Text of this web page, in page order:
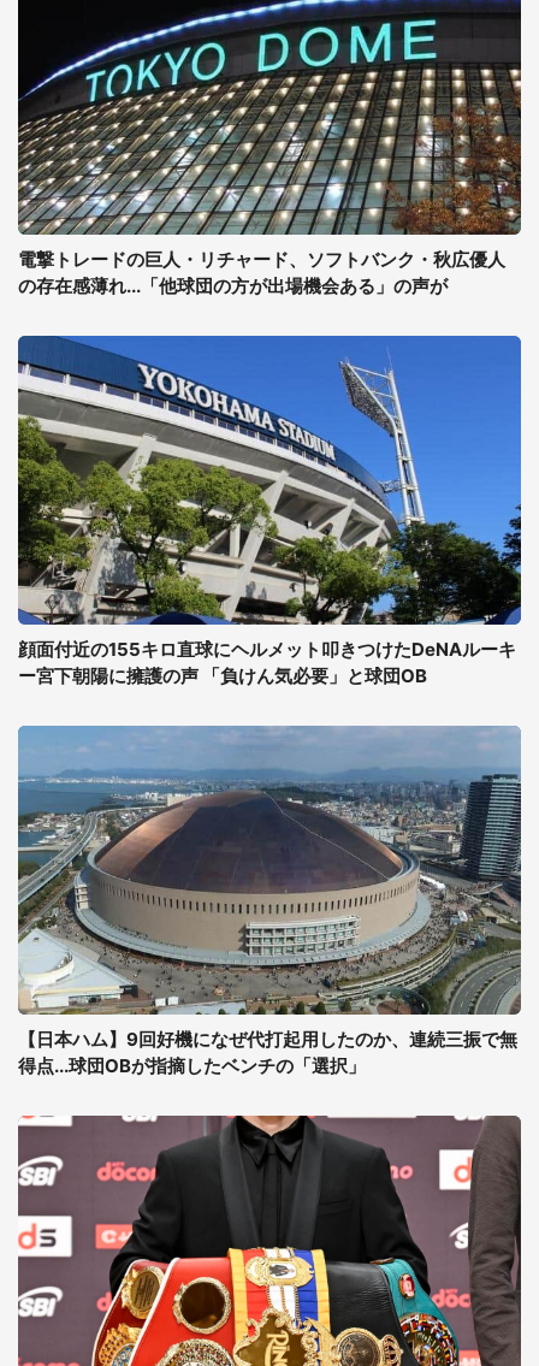
電撃トレードの巨人・リチャード、ソフトバンク・秋広優人
の存在感薄れ...「他球団の方が出場機会ある」の声が
顔面付近の155キロ直球にヘルメット叩きつけたDeNAルーキ
ー宮下朝陽に擁護の声 「負けん気必要」と球団OB
【日本ハム】9回好機になぜ代打起用したのか、連続三振で無
得点...球団OBが指摘したベンチの「選択」